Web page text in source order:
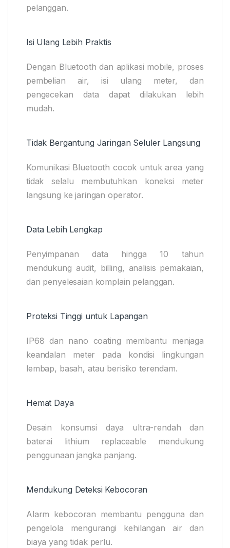
pelanggan.
Isi Ulang Lebih Praktis
Dengan Bluetooth dan aplikasi mobile, proses
pembelian air, isi ulang meter, dan
pengecekan data dapat dilakukan lebih
mudah.
Tidak Bergantung Jaringan Seluler Langsung
Komunikasi Bluetooth cocok untuk area yang
tidak selalu membutuhkan koneksi meter
langsung ke jaringan operator.
Data Lebih Lengkap
Penyimpanan data hingga 10 tahun
mendukung audit, billing, analisis pemakaian,
dan penyelesaian komplain pelanggan.
Proteksi Tinggi untuk Lapangan
IP68 dan nano coating membantu menjaga
keandalan meter pada kondisi lingkungan
lembap, basah, atau berisiko terendam.
Hemat Daya
Desain konsumsi daya ultra-rendah dan
baterai lithium replaceable mendukung
penggunaan jangka panjang.
Mendukung Deteksi Kebocoran
Alarm kebocoran membantu pengguna dan
pengelola mengurangi kehilangan air dan
biaya yang tidak perlu.